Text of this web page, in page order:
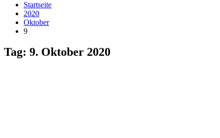
Startseite
2020
Oktober
9
Tag: 9. Oktober 2020